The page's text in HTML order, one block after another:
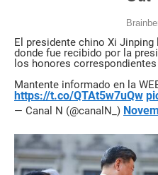
El presidente chino Xi
donde fue recibido por la
los honores
Mantente informado en la
https://t.co/QTAt5w7uQw
— Canal N (@canalN_)